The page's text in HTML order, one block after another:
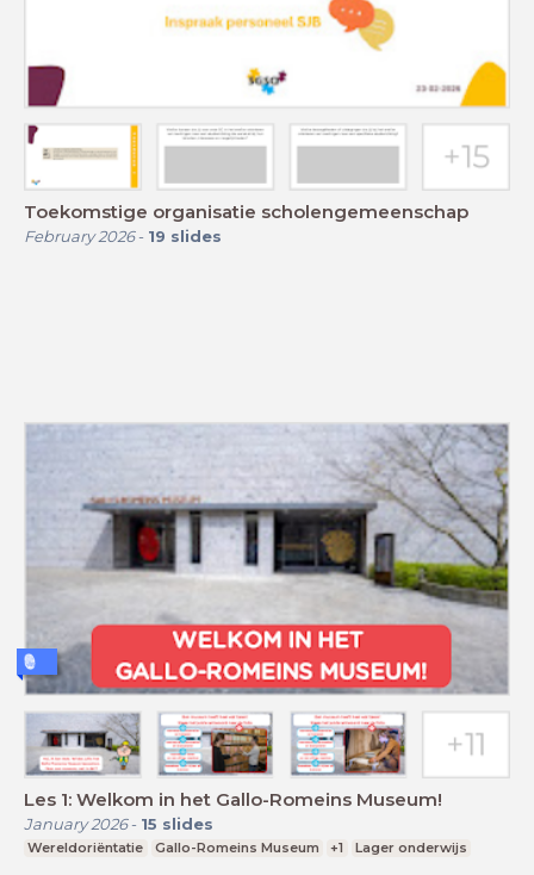
Toekomstige organisatie scholengemeenschap
February 2026- 19 slides
Les 1: Welkom in het Gallo-Romeins Museum!
January 2026- 15 slides
Wereldoriëntatie Gallo-Romeins Museum +1 Lager onderwijs